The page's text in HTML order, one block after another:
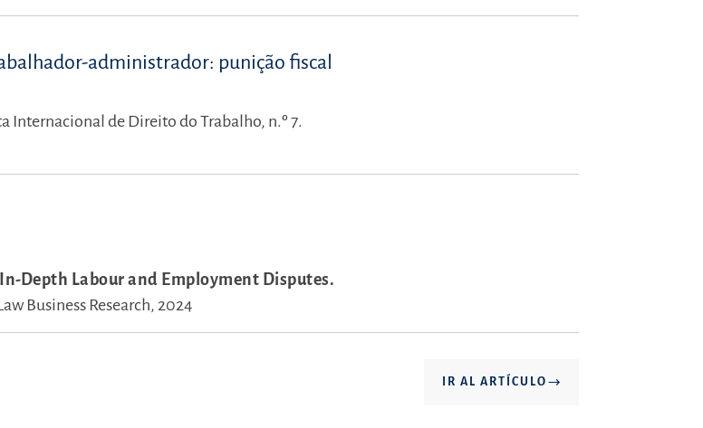
administrador: punição fiscal
Internacional de Direito do Trabalho, n.º 7.
In-Depth Labour and Employment Disputes.
Business Research, 2024
IR AL ARTÍCULO